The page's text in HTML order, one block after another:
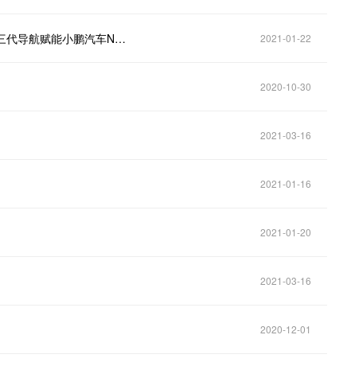
全球首家量产车搭载SR自动驾驶环境模拟显示 高德第三代导航赋能小鹏汽车NGP 2021-01-22
2020-10-30
2021-03-16
2021-01-16
2021-01-20
2021-03-16
2020-12-01